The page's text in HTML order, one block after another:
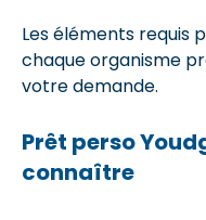
Les éléments requis
chaque organisme
votre demande.
Prêt perso
connaître